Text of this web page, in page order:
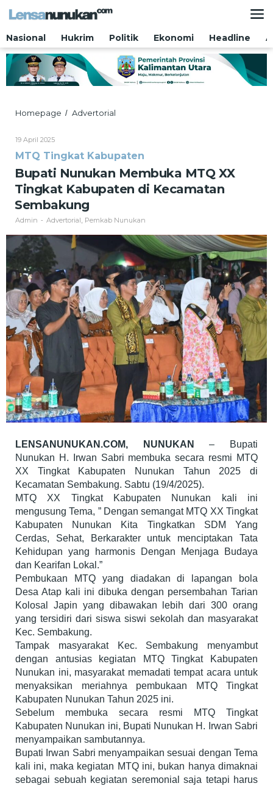
Nasional
Hukrim Politik Ekonomi Headline
Homepage / Advertorial
XX
Kabupaten
di
19 April 2025Oleh
MTQ Tingkat Kabupaten
Bupati Nunukan Membuka MTQ XX
Tingkat Kabupaten di Kecamatan
Sembakung
Admin - Advertorial Pemkab Nunukan
LENSANUNUKAN.COM, NUNUKAN
– Bupati
Nunukan H. Irwan Sabri membuka secara resmi MTQ
XX Tingkat Kabupaten Nunukan Tahun 2025 di
Kecamatan Sembakung. Sabtu (19/4/2025).
MTQ XX Tingkat Kabupaten Nunukan kali ini
mengusung Tema, ” Dengan semangat MTQ XX Tingkat
Kabupaten Nunukan Kita Tingkatkan SDM Yang
Cerdas, Sehat, Berkarakter untuk menciptakan Tata
Kehidupan yang harmonis Dengan Menjaga Budaya
dan Kearifan Lokal.”
Pembukaan MTQ yang diadakan di lapangan bola
Desa Atap kali ini dibuka dengan persembahan Tarian
Kolosal Japin yang dibawakan lebih dari 300 orang
yang tersidiri dari siswa siswi sekolah dan masyarakat
Kec. Sembakung.
Tampak masyarakat Kec. Sembakung menyambut
dengan antusias kegiatan MTQ Tingkat Kabupaten
Nunukan ini, masyarakat memadati tempat acara untuk
menyaksikan meriahnya pembukaan MTQ Tingkat
Kabupaten Nunukan Tahun 2025 ini.
Sebelum membuka secara resmi MTQ Tingkat
Kabupaten Nunukan ini, Bupati Nunukan H. Irwan Sabri
menyampaikan sambutannya.
Bupati Irwan Sabri menyampaikan sesuai dengan Tema
kali ini, maka kegiatan MTQ ini, bukan hanya dimaknai
sebagai sebuah kegiatan seremonial saja tetapi harus